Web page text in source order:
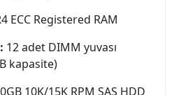
ECC Registered RAM
12 adet DIMM yuvası
kapasite)
10K/15K RPM SAS HDD